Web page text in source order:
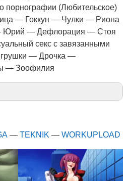
порнографии (Любительское)
— Гоккун — Чулки — Риона
Юрий — Дефлорация — Стоя
секс с завязанными
— Дрочка —
— Зоофилия
— TEKNIK — WORKUPLOAD